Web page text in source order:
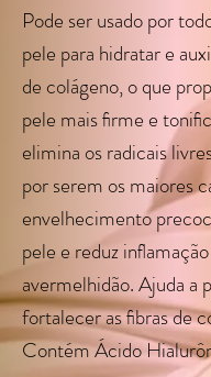
Pode ser usado por
pele para hidratar e
de colágeno, o que
pele mais ﬁrme e
elimina os radicais
por serem os maiores
envelhecimento
pele e reduz
avermelhidão. Ajuda a
fortalecer as ﬁbras de
Contém Ácido